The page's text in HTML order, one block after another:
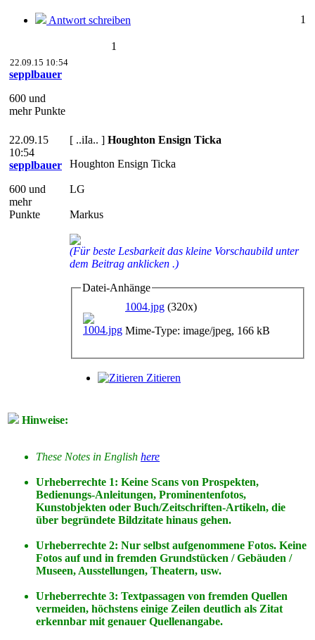
Antwort schreiben 1
1
22.09.15 10:54
sepplbauer
600 und
mehr Punkte
22.09.15
10:54
sepplbauer
600 und
mehr
Punkte
[ ..iIa.. ] Houghton Ensign Ticka
Houghton Ensign Ticka
LG
Markus
(Für beste Lesbarkeit das kleine Vorschaubild unter
dem Beitrag anklicken .)
Datei-Anhänge
1004.jpg (320x)
Mime-Type: image/jpeg, 166 kB
Zitieren
Hinweise:
These Notes in English here
Urheberrechte 1: Keine Scans von Prospekten,
Bedienungs-Anleitungen, Prominentenfotos,
Kunstobjekten oder Buch/Zeitschriften-Artikeln, die
über begründete Bildzitate hinaus gehen.
Urheberrechte 2: Nur selbst aufgenommene Fotos. Keine
Fotos aufund in fremden Grundstücken / Gebäuden /
Museen, Ausstellungen, Theatern, usw.
Urheberrechte 3: Textpassagen von fremden Quellen
vermeiden, höchstens einige Zeilen deutlich als Zitat
erkennbar mit genauer Quellenangabe.